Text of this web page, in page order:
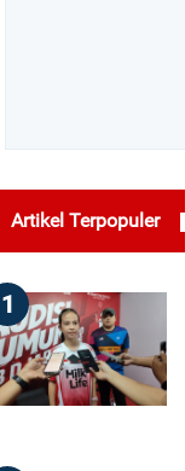
Artikel Terpopuler
1